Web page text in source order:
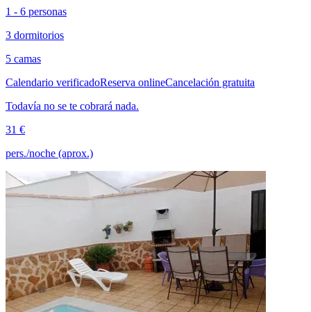
1 - 6 personas
3 dormitorios
5 camas
Calendario verificadoReserva onlineCancelación gratuita
Todavía no se te cobrará nada.
31 €
pers./noche (aprox.)